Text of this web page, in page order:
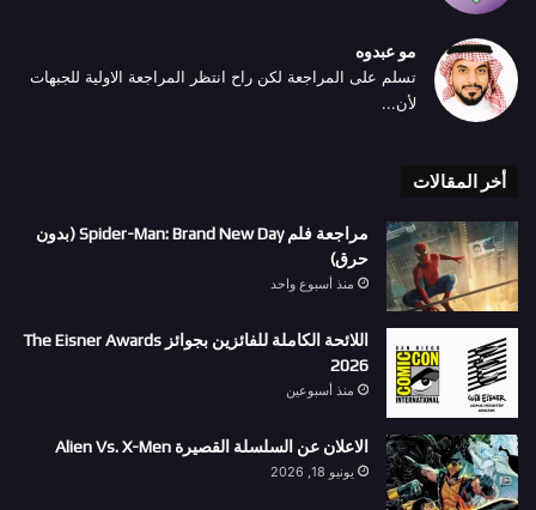
مو عبدوه
تسلم على المراجعة لكن راح انتظر المراجعة الاولية للجبهات
لأن...
أخر المقالات
مراجعة فلم Spider-Man: Brand New Day (بدون
حرق)
منذ أسبوع واحد
اللائحة الكاملة للفائزين بجوائز The Eisner Awards
2026
منذ أسبوعين
الاعلان عن السلسلة القصيرة Alien Vs. X-Men
يونيو 18, 2026